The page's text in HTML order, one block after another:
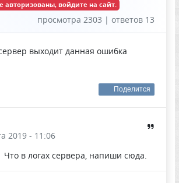
авторизованы, войдите на сайт.
просмотра 2303 | ответов 13
выходит данная ошибка
Поделится
2019 - 11:06
Что в логах сервера, напиши сюда.